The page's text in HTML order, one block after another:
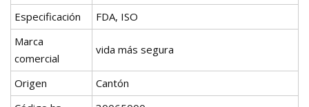
Especificación
FDA, ISO
Marca
comercial
vida más segura
Origen
Cantón